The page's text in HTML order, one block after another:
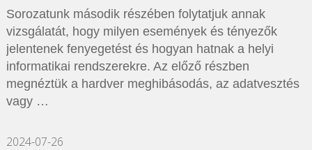
Sorozatunk második részében folytatjuk annak
vizsgálatát, hogy milyen események és tényezők
jelentenek fenyegetést és hogyan hatnak a helyi
informatikai rendszerekre. Az előző részben
megnéztük a hardver meghibásodás, az adatvesztés
vagy …
2024-07-26